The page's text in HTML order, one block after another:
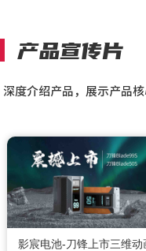
产品宣传片
深度介绍产品，展示产品
影宸电池-刀锋上市三维动